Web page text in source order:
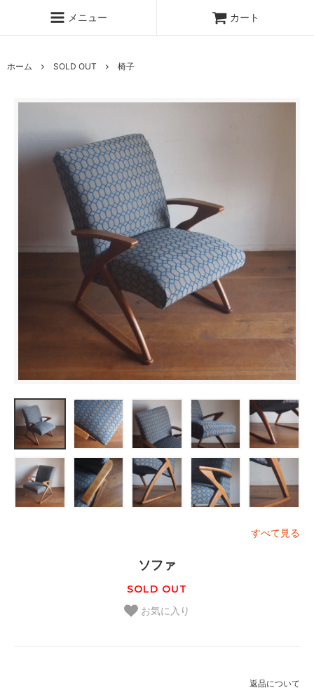
メニュー カート
ホーム SOLD OUT 椅子
すべて見る
ソファ
SOLD OUT
お気に入り
返品について